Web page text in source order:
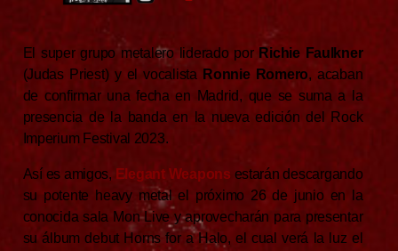
El super grupo metalero liderado por Richie Faulkner
(Judas Priest) y el vocalista Ronnie Romero, acaban
de confirmar una fecha en Madrid, que se suma a la
presencia de la banda en la nueva edición del Rock
Imperium Festival 2023.
Así es amigos, Elegant Weapons estarán descargando
su potente heavy metal el próximo 26 de junio en la
conocida sala Mon Live y aprovecharán para presentar
su álbum debut Horns for a Halo, el cual verá la luz el